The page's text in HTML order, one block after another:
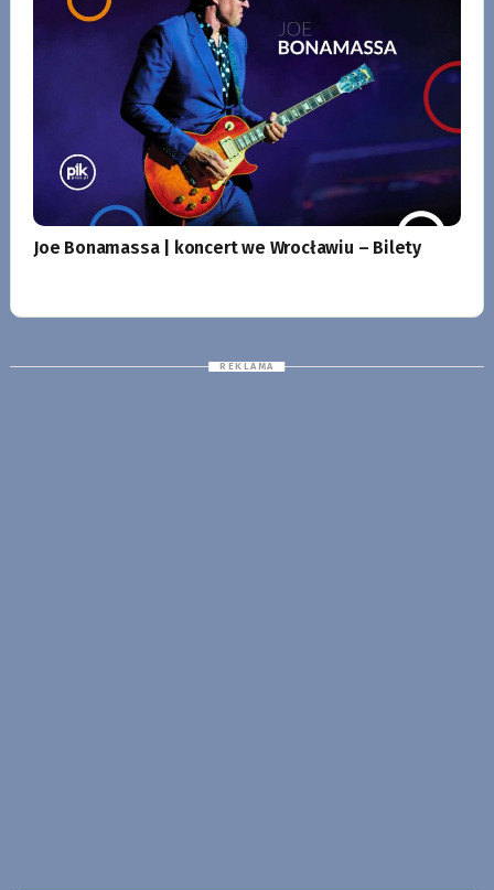
Joe Bonamassa | koncert we Wrocławiu – Bilety